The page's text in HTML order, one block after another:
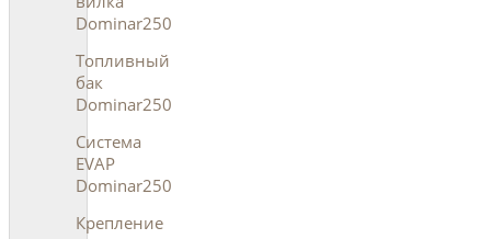
Dominar250
Топливный
бак
Dominar250
Система
EVAP
Dominar250
Крепление